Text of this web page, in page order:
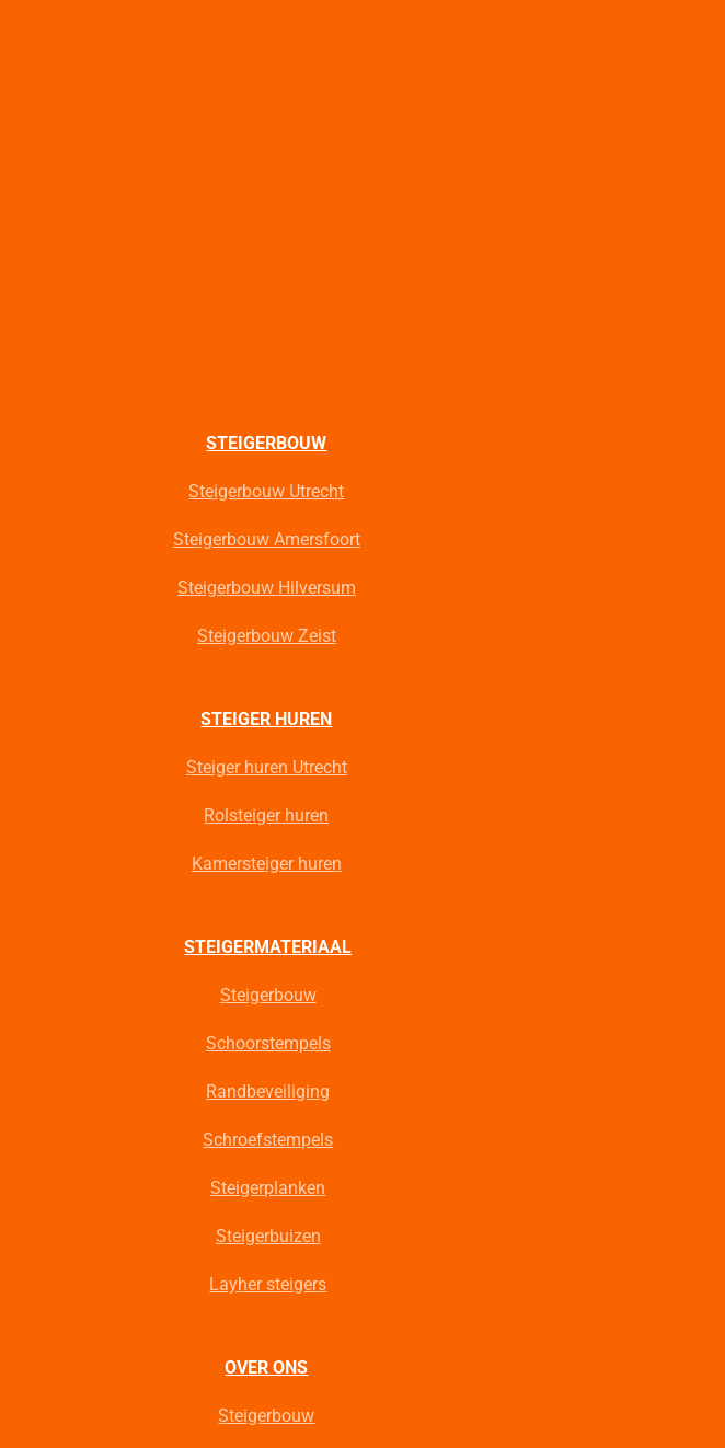
STEIGERBOUW
Steigerbouw Utrecht
Steigerbouw Amersfoort
Steigerbouw Hilversum
Steigerbouw Zeist
STEIGER HUREN
Steiger huren Utrecht
Rolsteiger huren
Kamersteiger huren
STEIGERMATERIAAL
Steigerbouw
Schoorstempels
Randbeveiliging
Schroefstempels
Steigerplanken
Steigerbuizen
Layher steigers
OVER ONS
Steigerbouw